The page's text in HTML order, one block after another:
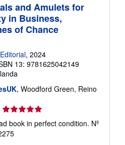
and Amulets for
in Business,
of Chance
, 2024
13: 9781625042149
, Woodford Green, Reino
Calificación
del
vendedor:
5
book in perfect condition. Nº